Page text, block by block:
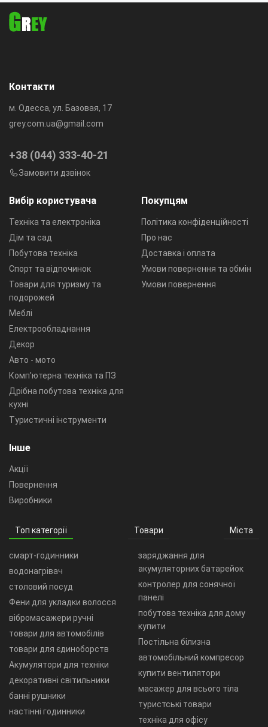
Вибір користувача
Техніка та електроніка
Дім та сад
Побутова техніка
Спорт та відпочинок
Товари для туризму та
подорожей
Меблі
Електрообладнання
Декор
Авто - мото
Комп'ютерна техніка та ПЗ
Дрібна побутова техніка для
кухні
Туристичні інструменти
Покупцям
Політика конфіденційності
Про нас
Доставка і оплата
Умови повернення та обмін
Умови повернення
Інше
Акції
Повернення
Виробники
Контакти
м. Одесса, ул. Базовая, 17
grey.com.ua@gmail.com
+38 (044) 333-40-21
Замовити дзвінок
Топ категорії Товари Міста
смарт-годинники
водонагрівач
столовий посуд
Фени для укладки волосся
вібромасажери ручні
товари для автомобілів
товари для єдиноборств
Акумулятори для техніки
декоративні світильники
банні рушники
настінні годинники
заряджання для
акумуляторних батарейок
контролер для сонячної
панелі
побутова техніка для дому
купити
Постільна білизна
автомобільний компресор
купити вентилятори
масажер для всього тіла
туристські товари
техніка для офісу